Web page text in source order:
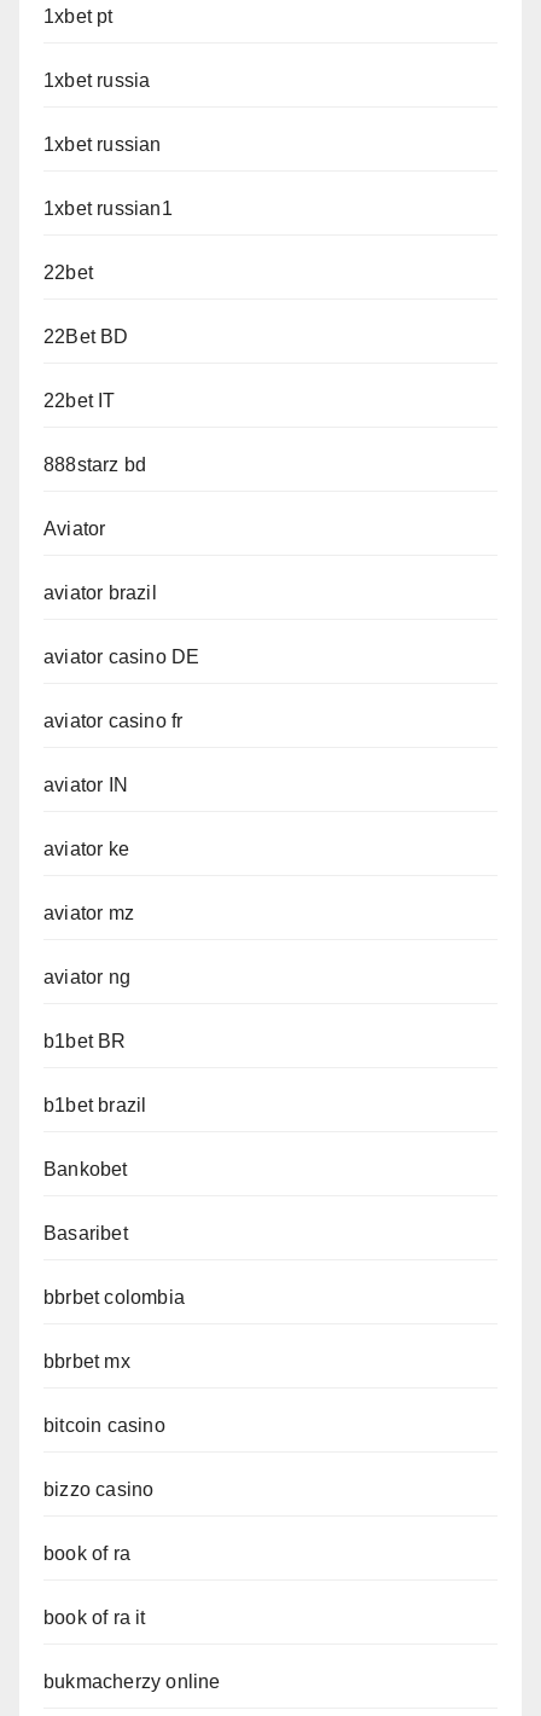
1xbet pt
1xbet russia
1xbet russian
1xbet russian1
22bet
22Bet BD
22bet IT
888starz bd
Aviator
aviator brazil
aviator casino DE
aviator casino fr
aviator IN
aviator ke
aviator mz
aviator ng
b1bet BR
b1bet brazil
Bankobet
Basaribet
bbrbet colombia
bbrbet mx
bitcoin casino
bizzo casino
book of ra
book of ra it
bukmacherzy online